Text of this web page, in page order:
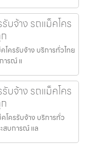
บจ้าง รถแม็คโคร
โครรับจ้าง บริการทั่วไทย
ารณ์ แ
บจ้าง รถแม็คโคร
โครรับจ้าง บริการทั่ว
สบการณ์ แล